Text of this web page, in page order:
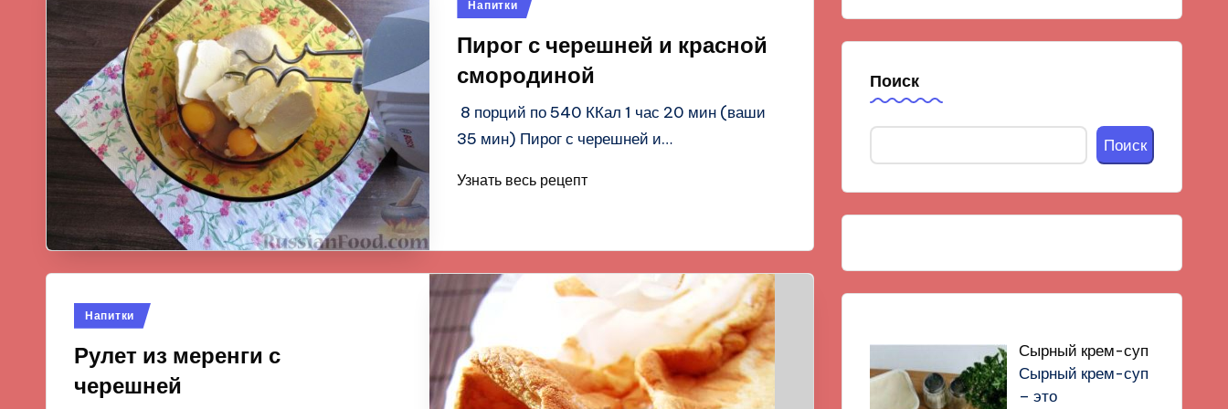
Напитки
Пирог с черешней и красной
смородиной
8 порций по 540 ККал 1 час 20 мин (ваши
35 мин) Пирог с черешней и…
Узнать весь рецепт
Опубликовано
Напитки
Рулет из меренги с
черешней
Поиск
Поиск
Сырный крем-суп
Сырный крем-суп
– это